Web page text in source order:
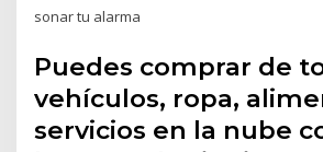
sonar tu alarma
Puedes comprar de
vehículos, ropa,
servicios en la nube